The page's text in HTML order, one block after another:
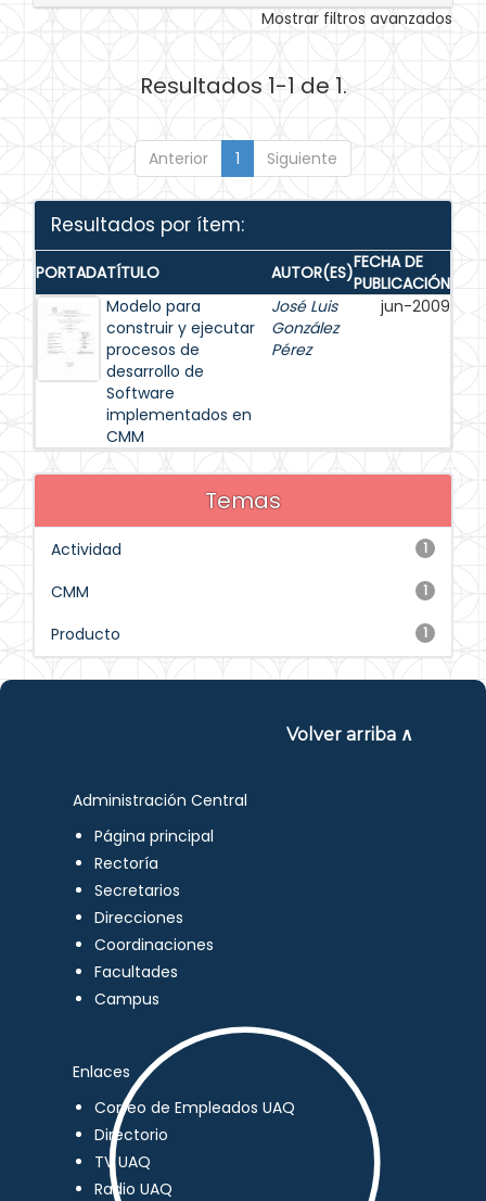
Mostrar filtros avanzados
Resultados 1-1 de 1.
Anterior 1 Siguiente
Resultados por ítem:
PORTADATÍTULO AUTOR(ES)FECHA DE
PUBLICACIÓN
Modelo para
construir y ejecutar
procesos de
desarrollo de
Software
implementados en
CMM
José Luis
González
Pérez
jun-2009
Temas
1
Actividad
1
CMM
1
Producto
Volver arriba ∧
Administración Central
Página principal
Rectoría
Secretarios
Direcciones
Coordinaciones
Facultades
Campus
Enlaces
Correo de Empleados UAQ
Directorio
TV UAQ
Radio UAQ